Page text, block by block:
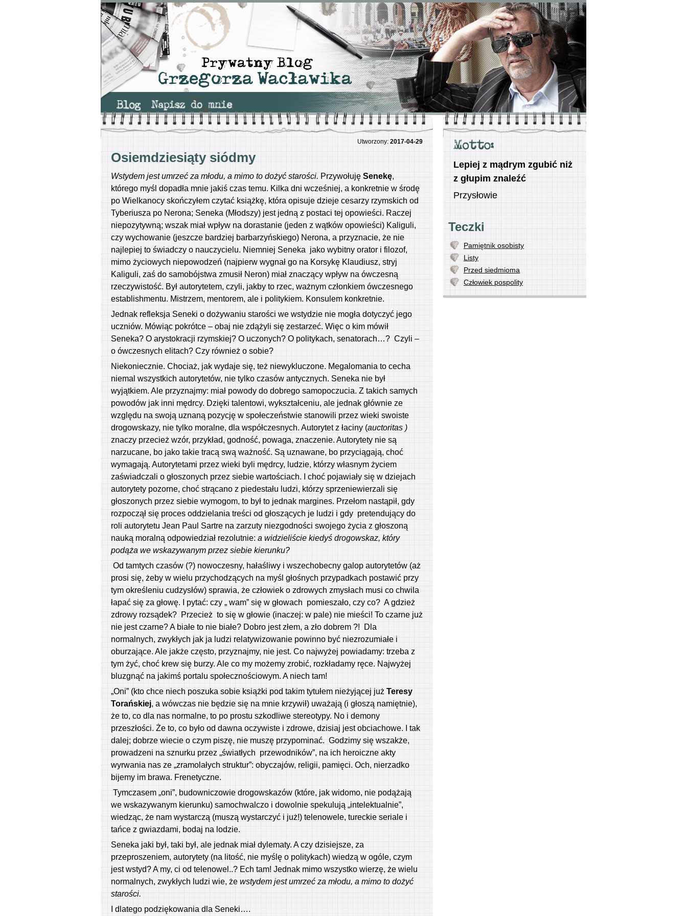
Utworzony 2017-04-29
Osiemdziesiąty siódmy
Wstydem jest umrzeć za młodu, a mimo to dożyć starości. Przywołuję Senekę,
którego myśl dopadła mnie jakiś czas temu. Kilka dni wcześniej, a konkretnie w środę
po Wielkanocy skończyłem czytać książkę, która opisuje dzieje cesarzy rzymskich od
Tyberiusza po Nerona; Seneka (Młodszy) jest jedną z postaci tej opowieści. Raczej
niepozytywną; wszak miał wpływ na dorastanie (jeden z wątków opowieści) Kaliguli,
czy wychowanie (jeszcze bardziej barbarzyńskiego) Nerona, a przyznacie, że nie
najlepiej to świadczy o nauczycielu. Niemniej Seneka jako wybitny orator i filozof,
mimo życiowych niepowodzeń (najpierw wygnał go na Korsykę Klaudiusz, stryj
Kaliguli, zaś do samobójstwa zmusił Neron) miał znaczący wpływ na ówczesną
rzeczywistość. Był autorytetem, czyli, jakby to rzec, ważnym członkiem ówczesnego
establishmentu. Mistrzem, mentorem, ale i politykiem. Konsulem konkretnie.
Jednak refleksja Seneki o dożywaniu starości we wstydzie nie mogła dotyczyć jego
uczniów. Mówiąc pokrótce – obaj nie zdążyli się zestarzeć. Więc o kim mówił
Seneka? O arystokracji rzymskiej? O uczonych? O politykach, senatorach…? Czyli –
o ówczesnych elitach? Czy również o sobie?
Niekoniecznie. Chociaż, jak wydaje się, też niewykluczone. Megalomania to cecha
niemal wszystkich autorytetów, nie tylko czasów antycznych. Seneka nie był
wyjątkiem. Ale przyznajmy: miał powody do dobrego samopoczucia. Z takich samych
powodów jak inni mędrcy. Dzięki talentowi, wykształceniu, ale jednak głównie ze
względu na swoją uznaną pozycję w społeczeństwie stanowili przez wieki swoiste
drogowskazy, nie tylko moralne, dla współczesnych. Autorytet z łaciny (auctoritas )
znaczy przecież wzór, przykład, godność, powaga, znaczenie. Autorytety nie są
narzucane, bo jako takie tracą swą ważność. Są uznawane, bo przyciągają, choć
wymagają. Autorytetami przez wieki byli mędrcy, ludzie, którzy własnym życiem
zaświadczali o głoszonych przez siebie wartościach. I choć pojawiały się w dziejach
autorytety pozorne, choć strącano z piedestału ludzi, którzy sprzeniewierzali się
głoszonych przez siebie wymogom, to był to jednak margines. Przełom nastąpił, gdy
rozpoczął się proces oddzielania treści od głoszących je ludzi i gdy pretendujący do
roli autorytetu Jean Paul Sartre na zarzuty niezgodności swojego życia z głoszoną
nauką moralną odpowiedział rezolutnie: a widzieliście kiedyś drogowskaz, który
podąża we wskazywanym przez siebie kierunku?
Od tamtych czasów (?) nowoczesny, hałaśliwy i wszechobecny galop autorytetów (aż
prosi się, żeby w wielu przychodzących na myśl głośnych przypadkach postawić przy
tym określeniu cudzysłów) sprawia, że człowiek o zdrowych zmysłach musi co chwila
łapać się za głowę. I pytać: czy „ wam” się w głowach pomieszało, czy co? A gdzież
zdrowy rozsądek? Przecież to się w głowie (inaczej: w pale) nie mieści! To czarne już
nie jest czarne? A białe to nie białe? Dobro jest złem, a zło dobrem ?! Dla
normalnych, zwykłych jak ja ludzi relatywizowanie powinno być niezrozumiałe i
oburzające. Ale jakże często, przyznajmy, nie jest. Co najwyżej powiadamy: trzeba z
tym żyć, choć krew się burzy. Ale co my możemy zrobić, rozkładamy ręce. Najwyżej
bluzgnąć na jakimś portalu społecznościowym. A niech tam!
„Oni” (kto chce niech poszuka sobie książki pod takim tytułem nieżyjącej już Teresy
Torańskiej, a wówczas nie będzie się na mnie krzywił) uważają (i głoszą namiętnie),
że to, co dla nas normalne, to po prostu szkodliwe stereotypy. No i demony
przeszłości. Że to, co było od dawna oczywiste i zdrowe, dzisiaj jest obciachowe. I tak
dalej; dobrze wiecie o czym piszę, nie muszę przypominać. Godzimy się wszakże,
prowadzeni na sznurku przez „światłych przewodników”, na ich heroiczne akty
wyrwania nas ze „zramolałych struktur”: obyczajów, religii, pamięci. Och, nierzadko
bijemy im brawa. Frenetyczne.
Tymczasem „oni”, budowniczowie drogowskazów (które, jak widomo, nie podążają
we wskazywanym kierunku) samochwalczo i dowolnie spekulują „intelektualnie”,
wiedząc, że nam wystarczą (muszą wystarczyć i już!) telenowele, tureckie seriale i
tańce z gwiazdami, bodaj na lodzie.
Seneka jaki był, taki był, ale jednak miał dylematy. A czy dzisiejsze, za
przeproszeniem, autorytety (na litość, nie myślę o politykach) wiedzą w ogóle, czym
jest wstyd? A my, ci od telenowel..? Ech tam! Jednak mimo wszystko wierzę, że wielu
normalnych, zwykłych ludzi wie, że wstydem jest umrzeć za młodu, a mimo to dożyć
starości.
I dlatego podziękowania dla Seneki….
Lepiej z mądrym zgubić niż
z głupim znaleźć
Przysłowie
Teczki
Pamiętnik osobisty
Listy
Przed siedmioma
Człowiek pospolity